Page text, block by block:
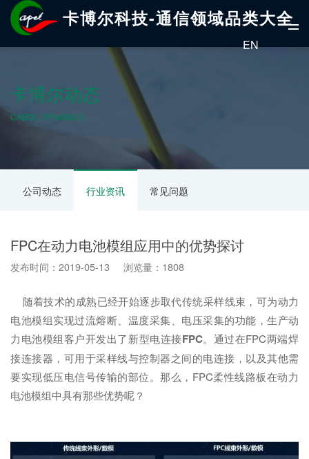
卡博尔科技-通信领域品类大全
EN
卡博尔动态
CABOL DYNAMICS
公司动态 行业资讯 常见问题
FPC在动力电池模组应用中的优势探讨
发布时间：2019-05-13 浏览量：1808
随着技术的成熟已经开始逐步取代传统采样线束，可为动力
电池模组实现过流熔断、温度采集、电压采集的功能，生产动
力电池模组客户开发出了新型电连接FPC。通过在FPC两端焊
接连接器，可用于采样线与控制器之间的电连接，以及其他需
要实现低压电信号传输的部位。那么，FPC柔性线路板在动力
电池模组中具有那些优势呢？